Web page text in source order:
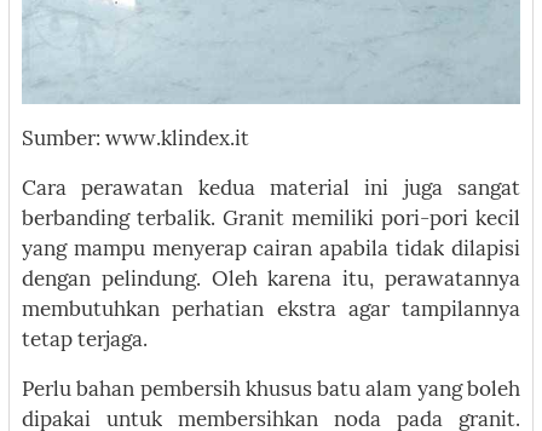
Sumber: www.klindex.it
Cara perawatan kedua material ini juga sangat
berbanding terbalik. Granit memiliki pori-pori kecil
yang mampu menyerap cairan apabila tidak dilapisi
dengan pelindung. Oleh karena itu, perawatannya
membutuhkan perhatian ekstra agar tampilannya
tetap terjaga.
Perlu bahan pembersih khusus batu alam yang boleh
dipakai untuk membersihkan noda pada granit.